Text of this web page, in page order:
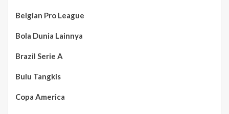
Belgian Pro League
Bola Dunia Lainnya
Brazil Serie A
Bulu Tangkis
Copa America